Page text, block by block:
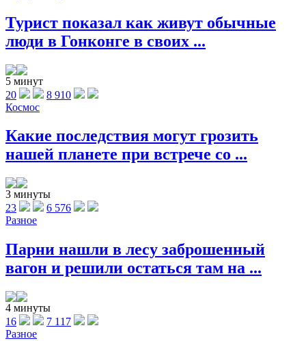
Турист показал как живут обычные
люди в Гонконге в своих ...
5 минут
20
8 910
Космос
Какие последствия могут грозить
нашей планете при встрече со ...
3 минуты
23
6 576
Разное
Парни нашли в лесу заброшенный
вагон и решили остаться там на ...
4 минуты
16
7 117
Разное